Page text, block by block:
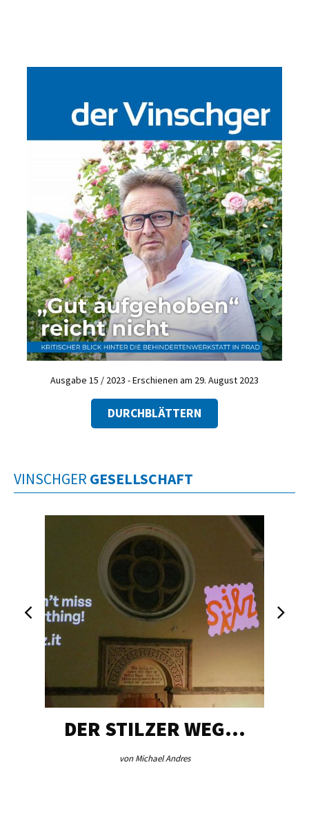
Ausgabe 15 / 2023 - Erschienen am 29. August 2023
DURCHBLÄTTERN
VINSCHGER GESELLSCHAFT
DER STILZER WEG…
von Michael Andres